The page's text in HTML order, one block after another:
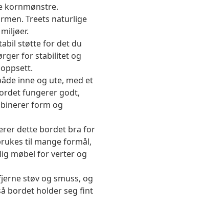
kornmønstre.
Treets naturlige
støtte for det du
for stabilitet og
inne og ute, med et
fungerer godt,
form og
dette bordet bra for
til mange formål,
møbel for verter og
støv og smuss, og
bordet holder seg fint